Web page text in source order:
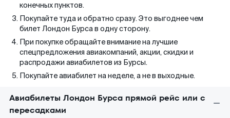
конечных пунктов.
Покупайте туда и обратно сразу. Это выгоднее чем
билет Лондон Бурса в одну сторону.
При покупке обращайте внимание на лучшие
спецпредложения авиакомпаний, акции, скидки и
распродажи авиабилетов из Бурсы.
Покупайте авиабилет на неделе, а не в выходные.
Авиабилеты Лондон Бурса прямой рейс или с
пересадками